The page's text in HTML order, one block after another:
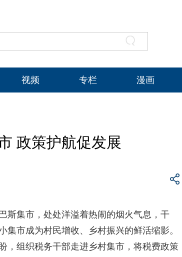
视频 专栏 漫画
政策护航促发展
斯集市，处处洋溢着热闹的烟火气息，干
市成为村民增收、乡村振兴的鲜活缩影。
，组织税务干部走进乡村集市，将税费政策